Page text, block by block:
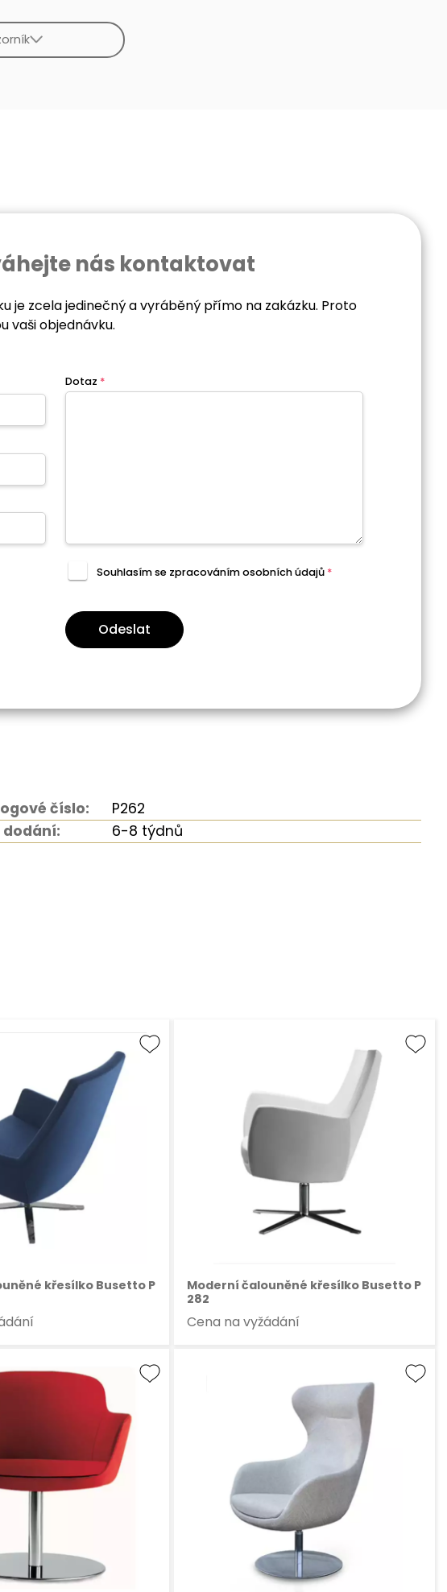
nás kontaktovat
je zcela jedinečný a vyráběný přímo na zakázku. Proto
vaši objednávku.
Dotaz *
Souhlasím se zpracovánímosobních údajů *
Odeslat
číslo:
P262
dodání:
6-8 týdnů
křesílko Busetto P
Moderní čalouněné křesílko Busetto P
282
Cena na vyžádání